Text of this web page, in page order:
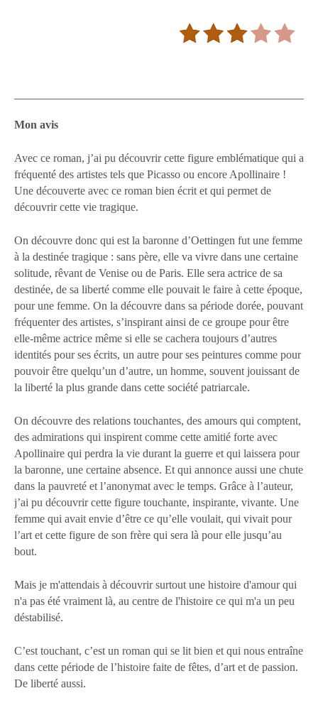
Mon avis
Avec ce roman, j’ai pu découvrir cette figure emblématique qui a
fréquenté des artistes tels que Picasso ou encore Apollinaire !
Une découverte avec ce roman bien écrit et qui permet de
découvrir cette vie tragique.
On découvre donc qui est la baronne d’Oettingen fut une femme
à la destinée tragique : sans père, elle va vivre dans une certaine
solitude, rêvant de Venise ou de Paris. Elle sera actrice de sa
destinée, de sa liberté comme elle pouvait le faire à cette époque,
pour une femme. On la découvre dans sa période dorée, pouvant
fréquenter des artistes, s’inspirant ainsi de ce groupe pour être
elle-même actrice même si elle se cachera toujours d’autres
identités pour ses écrits, un autre pour ses peintures comme pour
pouvoir être quelqu’un d’autre, un homme, souvent jouissant de
la liberté la plus grande dans cette société patriarcale.
On découvre des relations touchantes, des amours qui comptent,
des admirations qui inspirent comme cette amitié forte avec
Apollinaire qui perdra la vie durant la guerre et qui laissera pour
la baronne, une certaine absence. Et qui annonce aussi une chute
dans la pauvreté et l’anonymat avec le temps. Grâce à l’auteur,
j’ai pu découvrir cette figure touchante, inspirante, vivante. Une
femme qui avait envie d’être ce qu’elle voulait, qui vivait pour
l’art et cette figure de son frère qui sera là pour elle jusqu’au
bout.
Mais je m'attendais à découvrir surtout une histoire d'amour qui
n'a pas été vraiment là, au centre de l'histoire ce qui m'a un peu
déstabilisé.
C’est touchant, c’est un roman qui se lit bien et qui nous entraîne
dans cette période de l’histoire faite de fêtes, d’art et de passion.
De liberté aussi.